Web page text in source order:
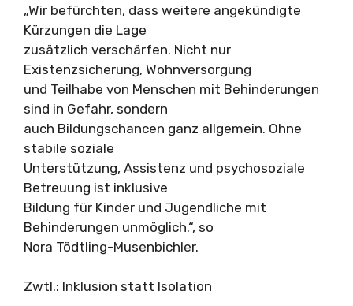
„Wir befürchten, dass weitere angekündigte
Kürzungen die Lage
zusätzlich verschärfen. Nicht nur
Existenzsicherung, Wohnversorgung
und Teilhabe von Menschen mit Behinderungen
sind in Gefahr, sondern
auch Bildungschancen ganz allgemein. Ohne
stabile soziale
Unterstützung, Assistenz und psychosoziale
Betreuung ist inklusive
Bildung für Kinder und Jugendliche mit
Behinderungen unmöglich.“, so
Nora Tödtling-Musenbichler.
Zwtl.: Inklusion statt Isolation